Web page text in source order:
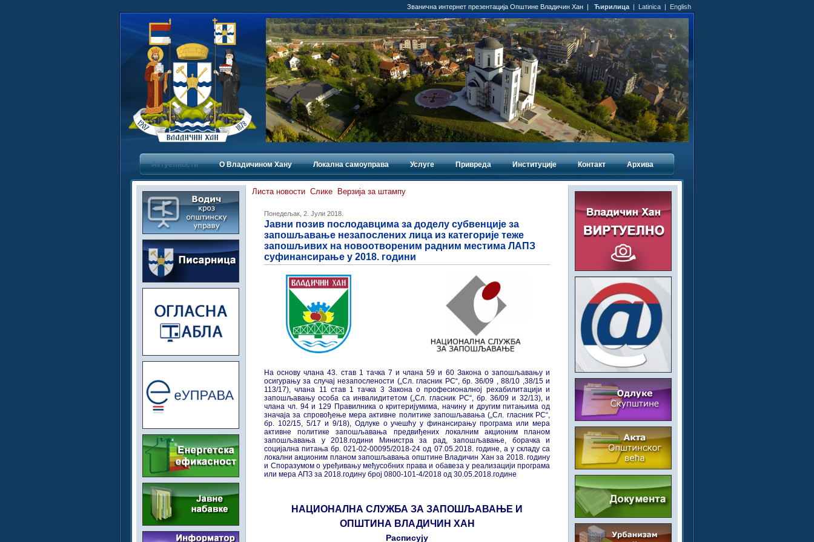
Званична интернет презентација Општине Владичин Хан | Ћирилица | Latinica | English
Актуелности О Владичинoм Хану Локална самоуправа Услуге Привреда Институције Контакт Архива
Листа новости Слике Верзија за штампу
Понедељак, 2. Јули 2018.
Јавни позив послодавцима за доделу субвенције за
запошљавање незапослених лица из категорије теже
запошљивих на новоотвореним радним местима ЛАПЗ
суфинансирање у 2018. години
На основу члана 43. став 1 тачка 7 и члана 59 и 60 Закона о запошљавању и
осигурању за случај незапослености („Сл. гласник РС“, бр. 36/09 , 88/10 ,38/15 и
113/17), члана 11 став 1 тачка 3 Закона о професионалној рехабилитацији и
запошљавању особа са инвалидитетом („Сл. гласник РС“, бр. 36/09 и 32/13), и
члана чл. 94 и 129 Правилника о критеријумима, начину и другим питањима од
значаја за спровођење мера активне политике запошљавања („Сл. гласник РС“,
бр. 102/15, 5/17 и 9/18), Одлуке о учешћу у финансирању програма или мера
активне политике запошљавања предвиђених локалним акционим планом
запошљавања у 2018.години Министра за рад, запошљавање, борачка и
социјална питања бр. 021-02-00095/2018-24 од 07.05.2018. године, а у складу са
локални акционим планом запошљавања општине Владичин Хан за 2018. годину
и Споразумом о уређивању међусобних права и обавеза у реализацији програма
или мера АПЗ за 2018.годину број 0800-101-4/2018 од 30.05.2018.године
НАЦИОНАЛНА СЛУЖБА ЗА ЗАПОШЉАВАЊЕ И
ОПШТИНА ВЛАДИЧИН ХАН
Расписују